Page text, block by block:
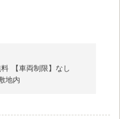
料
【車両制限】なし
地内